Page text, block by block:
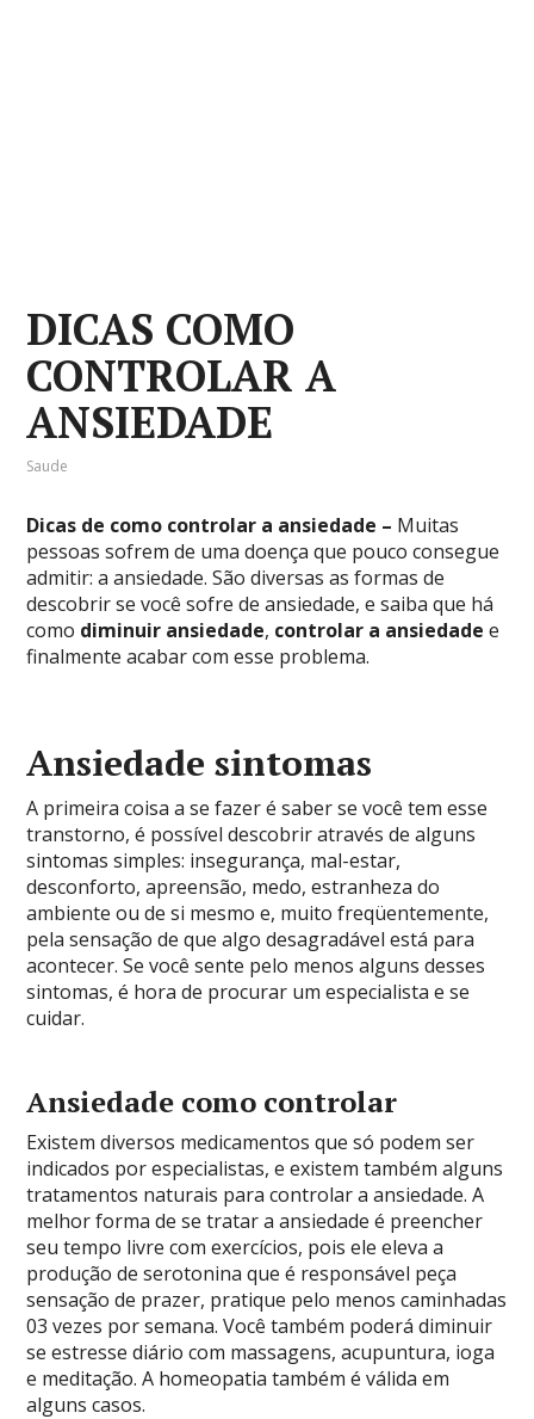
DICAS COMO
CONTROLAR A
ANSIEDADE
Saude
Dicas de como controlar a ansiedade – Muitas
pessoas sofrem de uma doença que pouco consegue
admitir: a ansiedade. São diversas as formas de
descobrir se você sofre de ansiedade, e saiba que há
como diminuir ansiedade, controlar a ansiedade e
finalmente acabar com esse problema.
Ansiedade sintomas
A primeira coisa a se fazer é saber se você tem esse
transtorno, é possível descobrir através de alguns
sintomas simples: insegurança, mal-estar,
desconforto, apreensão, medo, estranheza do
ambiente ou de si mesmo e, muito freqüentemente,
pela sensação de que algo desagradável está para
acontecer. Se você sente pelo menos alguns desses
sintomas, é hora de procurar um especialista e se
cuidar.
Ansiedade como controlar
Existem diversos medicamentos que só podem ser
indicados por especialistas, e existem também alguns
tratamentos naturais para controlar a ansiedade. A
melhor forma de se tratar a ansiedade é preencher
seu tempo livre com exercícios, pois ele eleva a
produção de serotonina que é responsável peça
sensação de prazer, pratique pelo menos caminhadas
03 vezes por semana. Você também poderá diminuir
se estresse diário com massagens, acupuntura, ioga
e meditação. A homeopatia também é válida em
alguns casos.